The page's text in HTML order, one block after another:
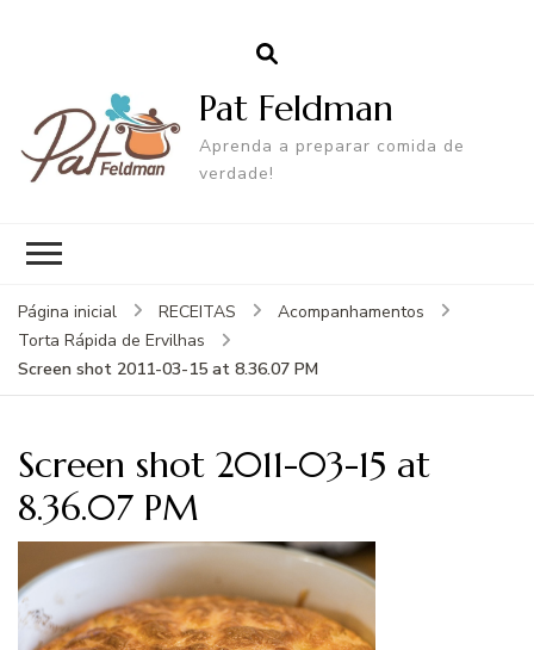
Pat Feldman
Aprenda a preparar comida de
verdade!
Página inicial RECEITAS
Acompanhamentos
Torta Rápida de Ervilhas
Screen shot 2011-03-15 at 8.36.07 PM
Screen shot 2011-03-15 at
8.36.07 PM